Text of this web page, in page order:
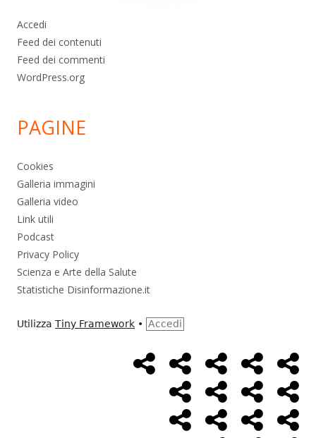
Accedi
Feed dei contenuti
Feed dei commenti
WordPress.org
PAGINE
Cookies
Galleria immagini
Galleria video
Link utili
Podcast
Privacy Policy
Scienza e Arte della Salute
Statistiche Disinformazione.it
Utilizza Tiny Framework • Accedi
MenùHome
Page
Alimentazione
AmbienteBambini
Cancro ControlloEconomia
FarmaciMassoneriaNWO